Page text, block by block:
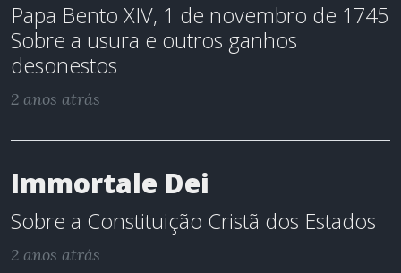
Papa Bento XIV, 1 de novembro de 1745
Sobre a usura e outros ganhos
desonestos
2 anos atrás
Immortale Dei
Sobre a Constituição Cristã dos Estados
2 anos atrás